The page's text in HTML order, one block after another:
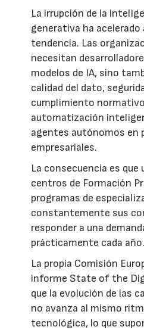
La irrupción de la
generativa ha acelerado
tendencia. Las
necesitan
modelos de IA, sino
calidad del dato,
cumplimiento
automatización
agentes autónomos en
empresariales.
La consecuencia es que
centros de Formación
programas de
constantemente sus
responder a una
prácticamente cada año.
La propia Comisión
informe State of the
que la evolución de las
no avanza al mismo
tecnológica, lo que